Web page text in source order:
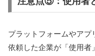
プラットフォームやアプ
依頼した企業が「使用者